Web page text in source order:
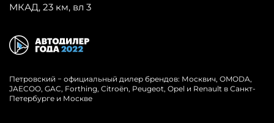
МКАД, 23 км, вл 3
Петровский − официальный дилер брендов: Москвич, OMODA,
JAECOO, GAC, Forthing, Citroёn, Peugeot, Opel и Renault в Санкт-
Петербурге и Москве